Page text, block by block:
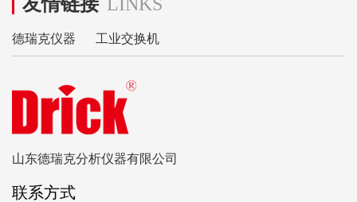
德瑞克仪器 工业交换机
山东德瑞克分析仪器有限公司
联系方式